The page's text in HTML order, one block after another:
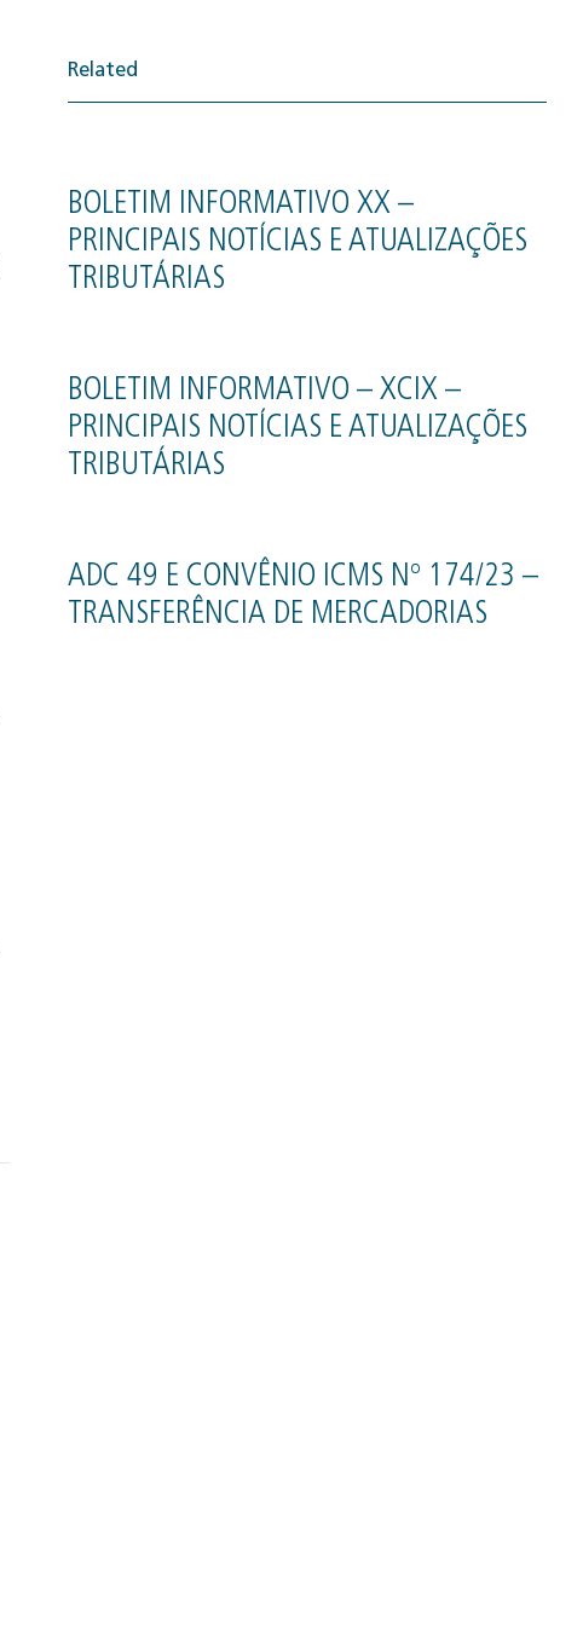
Related
BOLETIM INFORMATIVO XX –
PRINCIPAIS NOTÍCIAS E ATUALIZAÇÕES
TRIBUTÁRIAS
BOLETIM INFORMATIVO – XCIX –
PRINCIPAIS NOTÍCIAS E ATUALIZAÇÕES
TRIBUTÁRIAS
ADC 49 E CONVÊNIO ICMS Nº 174/23 –
TRANSFERÊNCIA DE MERCADORIAS